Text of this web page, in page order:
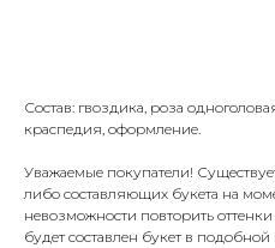
Состав: гвоздика, роза
краспедия, оформление.
Уважаемые покупатели!
либо составляющих букета на
невозможности повторить
будет составлен букет в